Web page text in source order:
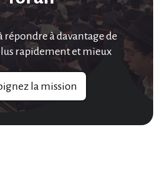
répondre à davantage de
rapidement et mieux
la mission